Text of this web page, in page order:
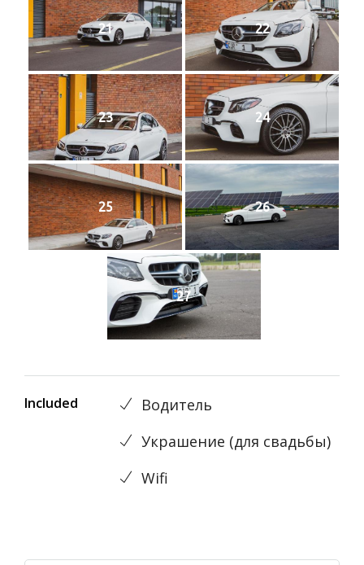
21 22
23 24
25 26
27
Included
Водитель
Украшениe (для свадьбы)
Wifi